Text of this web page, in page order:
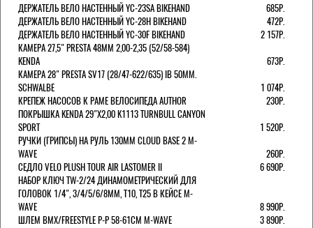
ДЕРЖАТЕЛЬ ВЕЛО НАСТЕННЫЙ YC-23SA BIKEHAND
685Р.
ДЕРЖАТЕЛЬ ВЕЛО НАСТЕННЫЙ YC-28H BIKEHAND
472Р.
ДЕРЖАТЕЛЬ ВЕЛО НАСТЕННЫЙ YC-30F BIKEHAND
2 157Р.
КАМЕРА 27,5" PRESTA 48ММ 2,00-2,35 (52/58-584)
KENDA
673Р.
КАМЕРА 28" PRESTA SV17 (28/47-622/635) IB 50MM.
SCHWALBE
1 074Р.
КРЕПЕЖ НАСОСОВ К РАМЕ ВЕЛОСИПЕДА AUTHOR
230Р.
ПОКРЫШКА KENDA 29"Х2,00 K1113 TURNBULL CANYON
SPORT
1 520Р.
РУЧКИ (ГРИПСЫ) НА РУЛЬ 130ММ CLOUD BASE 2 M-
WAVE
260Р.
СЕДЛО VELO PLUSH TOUR AIR LASTOMER II
6 690Р.
НАБОР КЛЮЧ TW-2/24 ДИНАМОМЕТРИЧЕСКИЙ ДЛЯ
ГОЛОВОК 1/4", 3/4/5/6/8ММ, T10, T25 В КЕЙСЕ M-
WAVE
8 990Р.
ШЛЕМ ВМХ/FREESTYLE Р-Р 58-61СМ M-WAVE
3 890Р.